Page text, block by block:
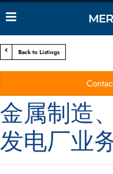
Back to Listings
金属制造
发电厂业